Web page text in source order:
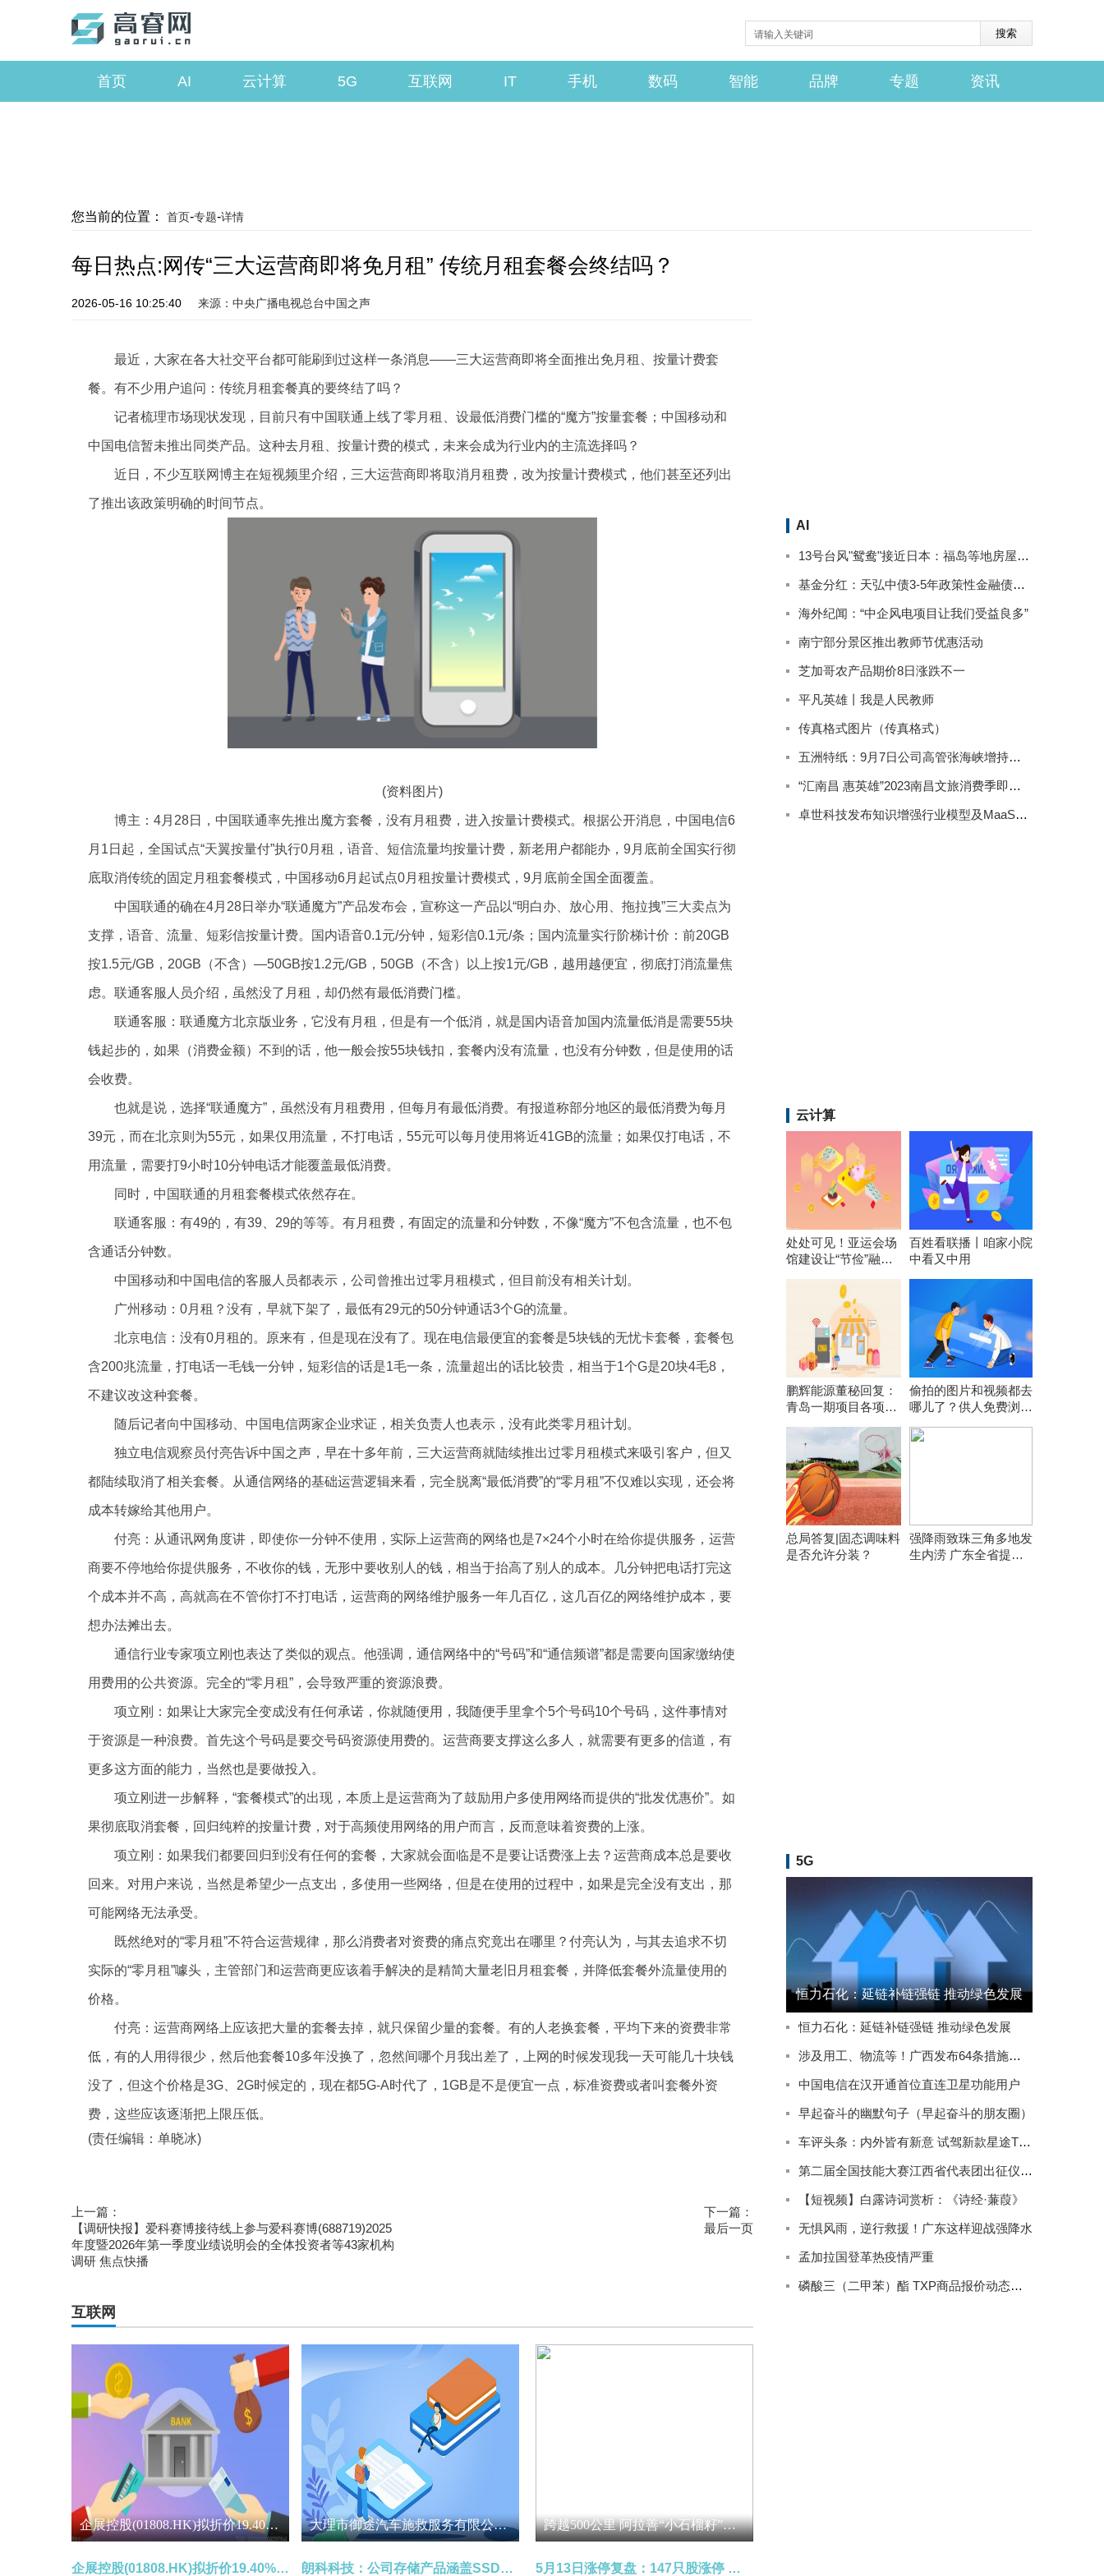
首页 AI 云计算 5G 互联网 IT 手机 数码 智能 品牌 专题 资讯
您当前的位置： 首页-专题-详情
每日热点:网传“三大运营商即将免月租” 传统月租套餐会终结吗？
2026-05-16 10:25:40 来源：中央广播电视总台中国之声
最近，大家在各大社交平台都可能刷到过这样一条消息——三大运营商即将全面推出免月租、按量计费套
餐。有不少用户追问：传统月租套餐真的要终结了吗？
记者梳理市场现状发现，目前只有中国联通上线了零月租、设最低消费门槛的“魔方”按量套餐；中国移动和
中国电信暂未推出同类产品。这种去月租、按量计费的模式，未来会成为行业内的主流选择吗？
近日，不少互联网博主在短视频里介绍，三大运营商即将取消月租费，改为按量计费模式，他们甚至还列出
了推出该政策明确的时间节点。
(资料图片)
博主：4月28日，中国联通率先推出魔方套餐，没有月租费，进入按量计费模式。根据公开消息，中国电信6
月1日起，全国试点“天翼按量付”执行0月租，语音、短信流量均按量计费，新老用户都能办，9月底前全国实行彻
底取消传统的固定月租套餐模式，中国移动6月起试点0月租按量计费模式，9月底前全国全面覆盖。
中国联通的确在4月28日举办“联通魔方”产品发布会，宣称这一产品以“明白办、放心用、拖拉拽”三大卖点为
支撑，语音、流量、短彩信按量计费。国内语音0.1元/分钟，短彩信0.1元/条；国内流量实行阶梯计价：前20GB
按1.5元/GB，20GB（不含）—50GB按1.2元/GB，50GB（不含）以上按1元/GB，越用越便宜，彻底打消流量焦
虑。联通客服人员介绍，虽然没了月租，却仍然有最低消费门槛。
联通客服：联通魔方北京版业务，它没有月租，但是有一个低消，就是国内语音加国内流量低消是需要55块
钱起步的，如果（消费金额）不到的话，他一般会按55块钱扣，套餐内没有流量，也没有分钟数，但是使用的话
会收费。
也就是说，选择“联通魔方”，虽然没有月租费用，但每月有最低消费。有报道称部分地区的最低消费为每月
39元，而在北京则为55元，如果仅用流量，不打电话，55元可以每月使用将近41GB的流量；如果仅打电话，不
用流量，需要打9小时10分钟电话才能覆盖最低消费。
同时，中国联通的月租套餐模式依然存在。
联通客服：有49的，有39、29的等等。有月租费，有固定的流量和分钟数，不像“魔方”不包含流量，也不包
含通话分钟数。
中国移动和中国电信的客服人员都表示，公司曾推出过零月租模式，但目前没有相关计划。
广州移动：0月租？没有，早就下架了，最低有29元的50分钟通话3个G的流量。
北京电信：没有0月租的。原来有，但是现在没有了。现在电信最便宜的套餐是5块钱的无忧卡套餐，套餐包
含200兆流量，打电话一毛钱一分钟，短彩信的话是1毛一条，流量超出的话比较贵，相当于1个G是20块4毛8，
不建议改这种套餐。
随后记者向中国移动、中国电信两家企业求证，相关负责人也表示，没有此类零月租计划。
独立电信观察员付亮告诉中国之声，早在十多年前，三大运营商就陆续推出过零月租模式来吸引客户，但又
都陆续取消了相关套餐。从通信网络的基础运营逻辑来看，完全脱离“最低消费”的“零月租”不仅难以实现，还会将
成本转嫁给其他用户。
付亮：从通讯网角度讲，即使你一分钟不使用，实际上运营商的网络也是7×24个小时在给你提供服务，运营
商要不停地给你提供服务，不收你的钱，无形中要收别人的钱，相当于抬高了别人的成本。几分钟把电话打完这
个成本并不高，高就高在不管你打不打电话，运营商的网络维护服务一年几百亿，这几百亿的网络维护成本，要
想办法摊出去。
通信行业专家项立刚也表达了类似的观点。他强调，通信网络中的“号码”和“通信频谱”都是需要向国家缴纳使
用费用的公共资源。完全的“零月租”，会导致严重的资源浪费。
项立刚：如果让大家完全变成没有任何承诺，你就随便用，我随便手里拿个5个号码10个号码，这件事情对
于资源是一种浪费。首先这个号码是要交号码资源使用费的。运营商要支撑这么多人，就需要有更多的信道，有
更多这方面的能力，当然也是要做投入。
项立刚进一步解释，“套餐模式”的出现，本质上是运营商为了鼓励用户多使用网络而提供的“批发优惠价”。如
果彻底取消套餐，回归纯粹的按量计费，对于高频使用网络的用户而言，反而意味着资费的上涨。
项立刚：如果我们都要回归到没有任何的套餐，大家就会面临是不是要让话费涨上去？运营商成本总是要收
回来。对用户来说，当然是希望少一点支出，多使用一些网络，但是在使用的过程中，如果是完全没有支出，那
可能网络无法承受。
既然绝对的“零月租”不符合运营规律，那么消费者对资费的痛点究竟出在哪里？付亮认为，与其去追求不切
实际的“零月租”噱头，主管部门和运营商更应该着手解决的是精简大量老旧月租套餐，并降低套餐外流量使用的
价格。
付亮：运营商网络上应该把大量的套餐去掉，就只保留少量的套餐。有的人老换套餐，平均下来的资费非常
低，有的人用得很少，然后他套餐10多年没换了，忽然间哪个月我出差了，上网的时候发现我一天可能几十块钱
没了，但这个价格是3G、2G时候定的，现在都5G-A时代了，1GB是不是便宜一点，标准资费或者叫套餐外资
费，这些应该逐渐把上限压低。
(责任编辑：单晓冰)
上一篇：
【调研快报】爱科赛博接待线上参与爱科赛博(688719)2025
年度暨2026年第一季度业绩说明会的全体投资者等43家机构
调研 焦点快播
下一篇：
最后一页
互联网
企展控股(01808.HK)拟折价19.40%配售最多4897万股 净筹5227万港元-焦点热文
企展控股(01808.HK)拟折价19.40%配售最多4897万股 净筹5227万港元-焦点热文
大理市御途汽车施救服务有限公司成立 注册资本20万人民币
朗科科技：公司存储产品涵盖SSD固态硬盘、DRAM内存条、嵌入式存储、移动存储等系列存储产品
跨越500公里 阿拉善“小石榴籽”走进大漠边关-微动态
5月13日涨停复盘：147只股涨停 润建股份7天4板-今日热闻
AI
13号台风"鸳鸯"接近日本：福岛等地房屋被淹停电 已致2人死亡
基金分红：天弘中债3-5年政策性金融债基金9月13日分红
海外纪闻：“中企风电项目让我们受益良多”
南宁部分景区推出教师节优惠活动
芝加哥农产品期价8日涨跌不一
平凡英雄丨我是人民教师
传真格式图片（传真格式）
五洲特纸：9月7日公司高管张海峡增持公司股份合计2000股
“汇南昌 惠英雄”2023南昌文旅消费季即将精彩来袭
卓世科技发布知识增强行业模型及MaaS产品系列
云计算
处处可见！亚运会场
馆建设让“节俭”融入
百姓看联播丨咱家小院
中看又中用
鹏辉能源董秘回复：
青岛一期项目各项前
进，计划年内开工建
偷拍的图片和视频都去
哪儿了？供人免费浏览
总局答复|固态调味料
是否允许分装？
强降雨致珠三角多地发
生内涝 广东全省提前
5G
恒力石化：延链补链强链 推动绿色发展
恒力石化：延链补链强链 推动绿色发展
涉及用工、物流等！广西发布64条措施推动实体经济高质量发展
中国电信在汉开通首位直连卫星功能用户
早起奋斗的幽默句子（早起奋斗的朋友圈）
车评头条：内外皆有新意 试驾新款星途TXL四驱星尊版
第二届全国技能大赛江西省代表团出征仪式在南昌举行
【短视频】白露诗词赏析：《诗经·蒹葭》
无惧风雨，逆行救援！广东这样迎战强降水
孟加拉国登革热疫情严重
磷酸三（二甲苯）酯 TXP商品报价动态（2023-09-08）